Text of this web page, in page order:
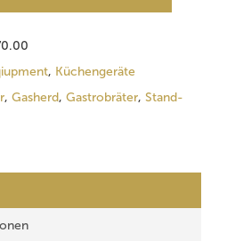
, Küchengeräte
, Gasherd, Gastrobräter, Stand-